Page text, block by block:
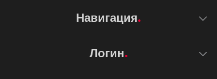
Навигация
Логин